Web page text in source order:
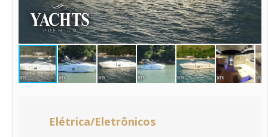
Elétrica/Eletrônicos